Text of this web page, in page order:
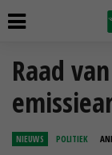
Raad
NIEUWS POLITIEK